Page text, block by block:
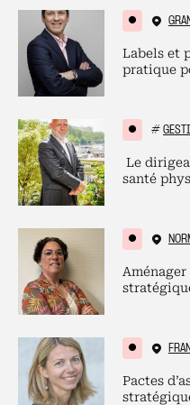
Labels et
pratique
#
Le
santé
Pactes